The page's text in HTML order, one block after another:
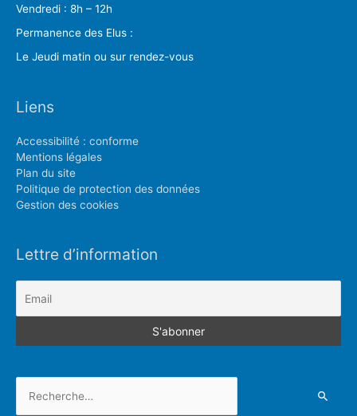
Vendredi : 8h – 12h
Permanence des Elus :
Le Jeudi matin ou sur rendez-vous
Liens
Accessibilité : conforme
Mentions légales
Plan du site
Politique de protection des données
Gestion des cookies
Lettre d’information